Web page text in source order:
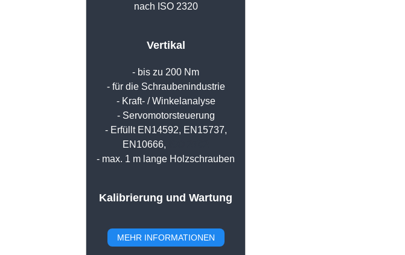
nach ISO 2320
Vertikal
- bis zu 200 Nm
- für die Schraubenindustrie
- Kraft- / Winkelanalyse
- Servomotorsteuerung
- Erfüllt EN14592, EN15737,
EN10666,
- max. 1 m lange Holzschrauben
Kalibrierung und Wartung
MEHR INFORMATIONEN